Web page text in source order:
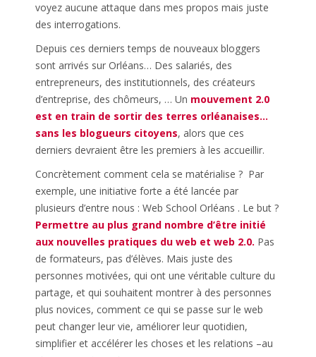
voyez aucune attaque dans mes propos mais juste
des interrogations.
Depuis ces derniers temps de nouveaux bloggers
sont arrivés sur Orléans… Des salariés, des
entrepreneurs, des institutionnels, des créateurs
d’entreprise, des chômeurs, … Un mouvement 2.0
est en train de sortir des terres orléanaises…
sans les blogueurs citoyens, alors que ces
derniers devraient être les premiers à les accueillir.
Concrètement comment cela se matérialise ? Par
exemple, une initiative forte a été lancée par
plusieurs d’entre nous : Web School Orléans . Le but ?
Permettre au plus grand nombre d’être initié
aux nouvelles pratiques du web et web 2.0. Pas
de formateurs, pas d’élèves. Mais juste des
personnes motivées, qui ont une véritable culture du
partage, et qui souhaitent montrer à des personnes
plus novices, comment ce qui se passe sur le web
peut changer leur vie, améliorer leur quotidien,
simplifier et accélérer les choses et les relations –au